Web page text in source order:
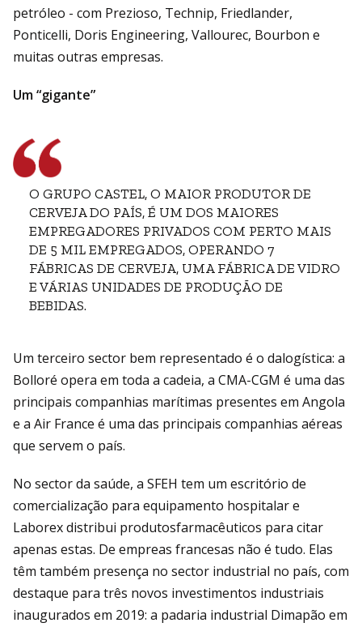
petróleo - com Prezioso, Technip, Friedlander,
Ponticelli, Doris Engineering, Vallourec, Bourbon e
muitas outras empresas.
Um “gigante”
O GRUPO CASTEL, O MAIOR PRODUTOR DE
CERVEJA DO PAÍS, É UM DOS MAIORES
EMPREGADORES PRIVADOS COM PERTO MAIS
DE 5 MIL EMPREGADOS, OPERANDO 7
FÁBRICAS DE CERVEJA, UMA FÁBRICA DE VIDRO
E VÁRIAS UNIDADES DE PRODUÇÃO DE
BEBIDAS.
Um terceiro sector bem representado é o dalogística: a
Bolloré opera em toda a cadeia, a CMA-CGM é uma das
principais companhias marítimas presentes em Angola
e a Air France é uma das principais companhias aéreas
que servem o país.
No sector da saúde, a SFEH tem um escritório de
comercialização para equipamento hospitalar e
Laborex distribui produtosfarmacêuticos para citar
apenas estas. De empreas francesas não é tudo. Elas
têm também presença no sector industrial no país, com
destaque para três novos investimentos industriais
inaugurados em 2019: a padaria industrial Dimapão em